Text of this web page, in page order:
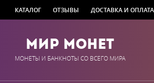
КАТАЛОГ ОТЗЫВЫ ДОСТАВКА И ОПЛАТА
Мир Монет
МОНЕТЫ И БАНКНОТЫ СО ВСЕГО МИРА